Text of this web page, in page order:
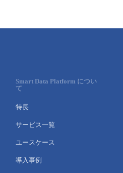
Smart Data Platform につい
て
特長
サービス一覧
ユースケース
導入事例